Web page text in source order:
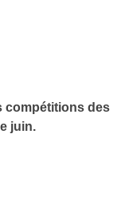
compétitions des
juin.